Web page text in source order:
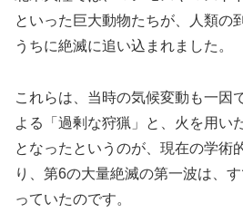
といった巨大動物たちが、人類の
うちに絶滅に追い込まれました。
これらは、当時の気候変動も一因
よる「過剰な狩猟」と、火を用い
となったというのが、現在の学術
り、第6の大量絶滅の第一波は、
っていたのです。